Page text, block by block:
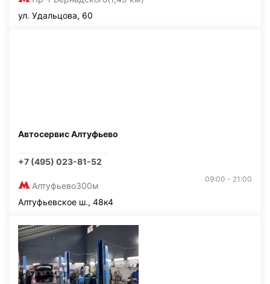
ул. Удальцова, 60
Автосервис Алтуфьево
+7 (495) 023-81-52
Алтуфьево300м
09:00 - 21:00
Алтуфьевское ш., 48к4